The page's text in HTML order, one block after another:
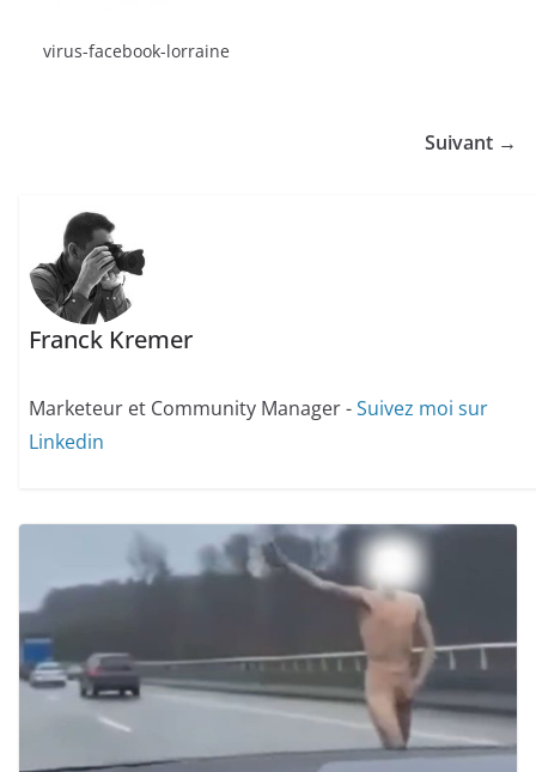
virus-facebook-lorraine
Suivant →
Franck Kremer
Marketeur et Community Manager -Suivez moi sur
Linkedin